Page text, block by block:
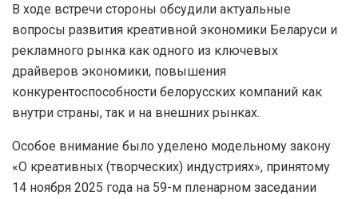
В ходе встречи стороны обсудили актуальные
вопросы развития креативной экономики Беларуси и
рекламного рынка как одного из ключевых
драйверов экономики, повышения
конкурентоспособности белорусских компаний как
внутри страны, так и на внешних рынках.
Особое внимание было уделено модельному закону
«О креативных (творческих) индустриях», принятому
14 ноября 2025 года на 59-м пленарном заседании